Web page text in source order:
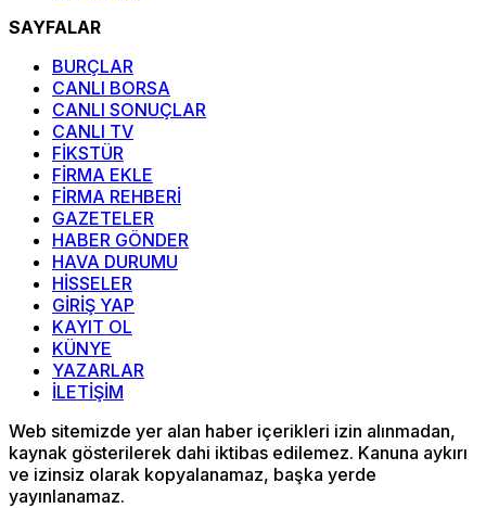
SAYFALAR
BURÇLAR
CANLI BORSA
CANLI SONUÇLAR
CANLI TV
FİKSTÜR
FİRMA EKLE
FİRMA REHBERİ
GAZETELER
HABER GÖNDER
HAVA DURUMU
HİSSELER
GİRİŞ YAP
KAYIT OL
KÜNYE
YAZARLAR
İLETİŞİM
Web sitemizde yer alan haber içerikleri izin alınmadan,
kaynak gösterilerek dahi iktibas edilemez. Kanuna aykırı
ve izinsiz olarak kopyalanamaz, başka yerde
yayınlanamaz.